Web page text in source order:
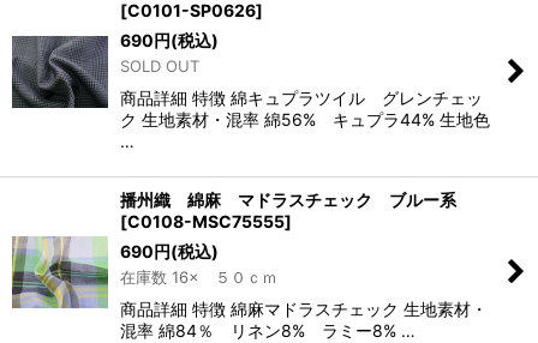
[C0101-SP0626]
690円(税込)
SOLD OUT
商品詳細 特徴 綿キュプラツイル グレンチェッ
ク 生地素材・混率 綿56% キュプラ44% 生地色
…
播州織 綿麻 マドラスチェック ブルー系
[C0108-MSC75555]
690円(税込)
在庫数 16× ５０ｃｍ
商品詳細 特徴 綿麻マドラスチェック 生地素材・
混率 綿84％ リネン8% ラミー8% …